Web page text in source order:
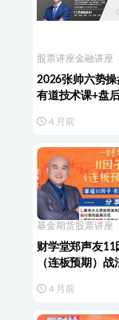
股票讲座金融讲座
2026张帅六势操
有道技术课+盘
4 月前
基金期货股票讲座
财学堂郑声友11
（连板预期）战
4 月前